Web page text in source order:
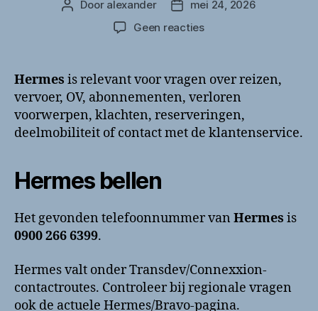
Berichtauteur
Door alexander Berichtdatum
mei 24, 2026
Geen reactiesop
vervoer
bellen?
Klantenservice
en
contactinformatie
Hermes is relevant voor vragen over reizen,
vervoer, OV, abonnementen, verloren
voorwerpen, klachten, reserveringen,
deelmobiliteit of contact met de klantenservice.
Hermes bellen
Het gevonden telefoonnummer van Hermes is
0900 266 6399.
Hermes valt onder Transdev/Connexxion-
contactroutes. Controleer bij regionale vragen
ook de actuele Hermes/Bravo-pagina.